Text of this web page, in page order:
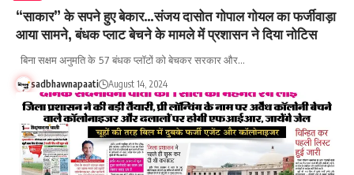
“साकार” के सपने हुए बेकार…संजय दासोत गोपाल गोयल का फर्जीवाड़ा
आया सामने, बंधक प्लाट बेचने के मामले में प्रशासन ने दिया नोटिस
बिना सक्षम अनुमति के 57 बंधक प्लॉटों को बेचकर सरकार और…
sadbhawnapaati August 14, 2024